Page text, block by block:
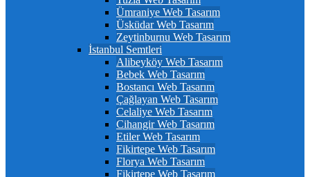
Ümraniye Web Tasarım
Üsküdar Web Tasarım
Zeytinburnu Web Tasarım
İstanbul Semtleri
Alibeyköy Web Tasarım
Bebek Web Tasarım
Bostancı Web Tasarım
Çağlayan Web Tasarım
Celaliye Web Tasarım
Cihangir Web Tasarım
Etiler Web Tasarım
Fikirtepe Web Tasarım
Florya Web Tasarım
Fikirtepe Web Tasarım